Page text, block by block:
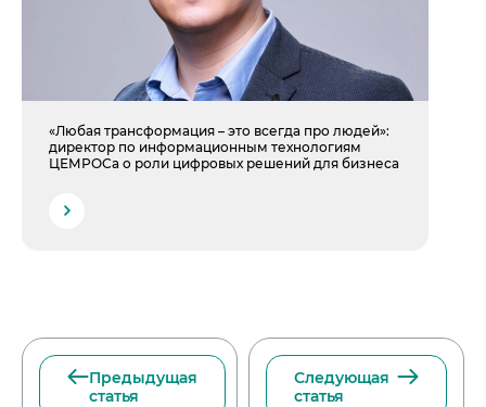
«Любая трансформация – это всегда про людей»:
директор по информационным технологиям
ЦЕМРОСа о роли цифровых решений для бизнеса
Предыдущая
статья
Следующая
статья